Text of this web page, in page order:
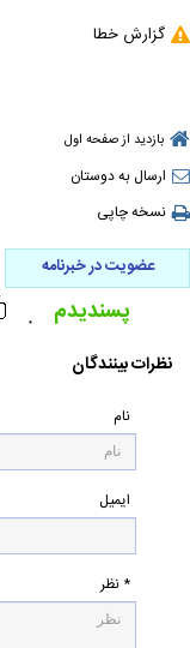
گزارش خطا
بازدید از صفحه اول
ارسال به دوستان
نسخه چاپی
عضویت در خبرنامه
۰ پسندیدم
نظرات بینندگان
نام
ایمیل
* نظر